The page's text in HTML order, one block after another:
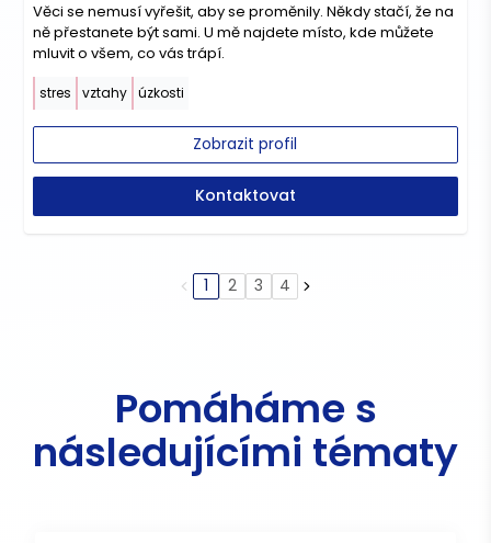
Věci se nemusí vyřešit, aby se proměnily. Někdy stačí, že na
ně přestanete být sami. U mě najdete místo, kde můžete
mluvit o všem, co vás trápí.
stres vztahy úzkosti
Zobrazit profil
Kontaktovat
1 2 3 4
Pomáháme s
následujícími tématy